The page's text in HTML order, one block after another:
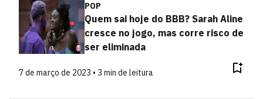
POP
Quem sai hoje do BBB? Sarah Aline
cresce no jogo, mas corre risco de
ser eliminada
7 de março de 2023 • 3 min de leitura